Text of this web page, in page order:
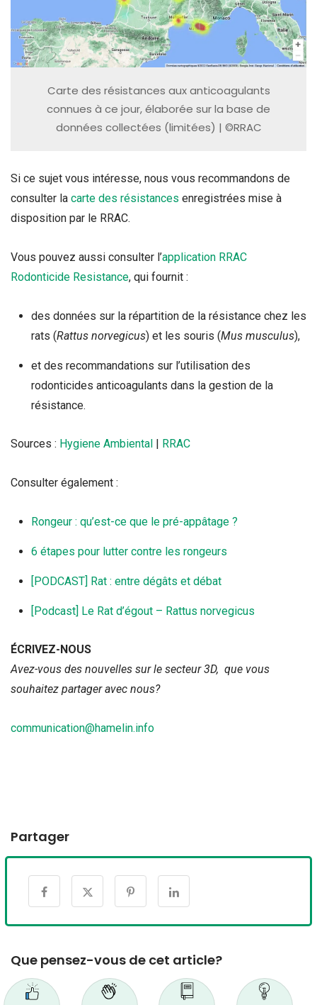
Carte des résistances aux anticoagulants
connues à ce jour, élaborée sur la base de
données collectées (limitées) | ©RRAC
Si ce sujet vous intéresse, nous vous recommandons de
consulter la carte des résistances enregistrées mise à
disposition par le RRAC.
Vous pouvez aussi consulter l’application RRAC
Rodonticide Resistance, qui fournit :
des données sur la répartition de la résistance chez les
rats (Rattus norvegicus) et les souris (Mus musculus),
et des recommandations sur l’utilisation des
rodonticides anticoagulants dans la gestion de la
résistance.
Sources : Hygiene Ambiental | RRAC
Consulter également :
Rongeur : qu’est-ce que le pré-appâtage ?
6 étapes pour lutter contre les rongeurs
[PODCAST] Rat : entre dégâts et débat
[Podcast] Le Rat d’égout – Rattus norvegicus
ÉCRIVEZ-NOUS
Avez-vous des nouvelles sur le secteur 3D, que vous
souhaitez partager avec nous?
communication@hamelin.info
Partager
Que pensez-vous de cet article?